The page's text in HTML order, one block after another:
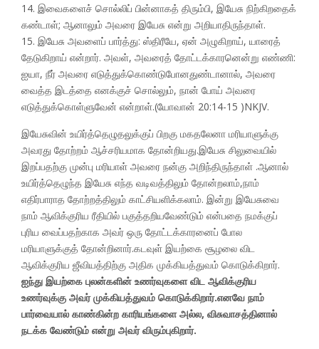
14. இவைகளைச் சொல்லிப் பின்னாகத் திரும்பி, இயேசு நிற்கிறதைக்
கண்டாள்; ஆனாலும் அவரை இயேசு என்று அறியாதிருந்தாள்.
15. இயேசு அவளைப் பார்த்து: ஸ்திரீயே, ஏன் அழுகிறாய், யாரைத்
தேடுகிறாய் என்றார். அவள், அவரைத் தோட்டக்காரனென்று எண்ணி:
ஐயா, நீர் அவரை எடுத்துக்கொண்டுபோனதுண்டானால், அவரை
வைத்த இடத்தை எனக்குச் சொல்லும், நான் போய் அவரை
எடுத்துக்கொள்ளுவேன் என்றாள்.(யோவான் 20:14-15 )NKJV.
இயேசுவின் உயிர்த்தெழுதலுக்குப் பிறகு மகதலேனா மரியாளுக்கு
அவரது தோற்றம் ஆச்சரியமாக தோன்றியது.இயேசு சிலுவையில்
இறப்பதற்கு முன்பு மரியாள் அவரை நன்கு அறிந்திருந்தாள் .ஆனால்
உயிர்த்தெழுந்த இயேசு எந்த வடிவத்திலும் தோன்றலாம்,நாம்
எதிர்பாராத தோற்றத்திலும் காட்சியளிக்கலாம். இன்று இயேசுவை
நாம் ஆவிக்குரிய ரீதியில் பகுத்தறியவேண்டும் என்பதை நமக்குப்
புரிய வைப்பதற்காக அவர் ஒரு தோட்டக்காரனைப் போல
மரியாளுக்குத் தோன்றினார்.கடவுள் இயற்கை சூழலை விட
ஆவிக்குரிய ஜீவியத்திற்கு அதிக முக்கியத்துவம் கொடுக்கிறார்.
ஐந்து இயற்கை புலன்களின் உணர்வுகளை விட ஆவிக்குரிய
உணர்வுக்கு அவர் முக்கியத்துவம் கொடுக்கிறார்.எனவே நாம்
பார்வையால் காண்கின்ற காரியங்களை அல்ல, விசுவாசத்தினால்
நடக்க வேண்டும் என்று அவர் விரும்புகிறார்.